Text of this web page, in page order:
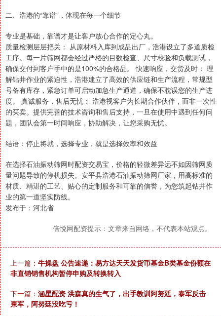
二、浩港的“靠谱”，体现在每一个细节
专业是基础，靠谱才是让客户放心合作的定心丸。
质量检测层层把关： 从原材料入库到成品出厂，浩港设立了多道质检
工序。每一片筛网都会经过严格的目数检查、尺寸校验和负载测试，
确保交付到客户手中的是100%的合格品。 快速响应，交货及时： 理
解钻井作业的紧迫性，浩港建立了高效的供应链和生产流程，常规型
号备有库存，紧急订单可启动加急生产通道，确保不耽误您的生产进
度。 真诚服务，售后无忧： 浩港视客户为长期合作伙伴，而非一次性
的买卖。提供完善的技术咨询和售后支持，一旦在使用中遇到任何问
题，团队会第一时间响应，协助解决，让您采购无忧。
结语：停止将就，选择专业，就是选择效率和效益
在选择石油振动筛网时配资交易宝，价格的轻微差异远不如因筛网质
量问题导致的停机损失。安平县浩港石油振动筛网厂家，用高标准的
材质、精湛的工艺、贴心的定制服务和可靠的信誉，为您筑起钻井作
业的第一道坚实防线。
发布于：河北省
倍悦网配资提示：文章来自网络，不代表本站观点。
上一篇： 牛操盘 公告速递：易方达天天发货币基金B类基金份额在
非直销销售机构暂停申购及转换转入
下一篇： 涵星配资 洪森真的生气了，出手教训阿努廷，泰军反击
柬军，阿努廷没吃亏！